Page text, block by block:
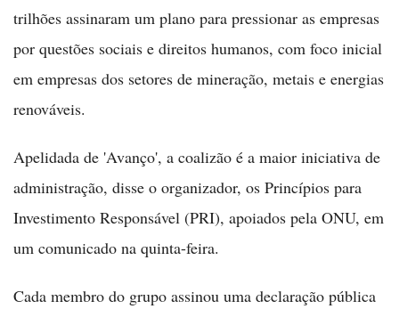
trilhões assinaram um plano para pressionar as empresas
por questões sociais e direitos humanos, com foco inicial
em empresas dos setores de mineração, metais e energias
renováveis.
Apelidada de 'Avanço', a coalizão é a maior iniciativa de
administração, disse o organizador, os Princípios para
Investimento Responsável (PRI), apoiados pela ONU, em
um comunicado na quinta-feira.
Cada membro do grupo assinou uma declaração pública